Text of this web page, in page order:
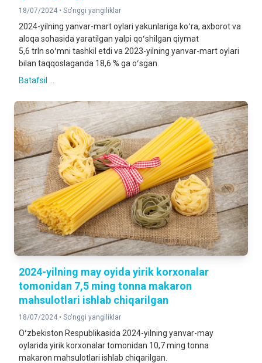
18/07/2024 • So'nggi yangiliklar
2024-yilning yanvar-mart oylari yakunlariga koʻra, axborot va
aloqa sohasida yaratilgan yalpi qoʻshilgan qiymat
5,6 trln soʻmni tashkil etdi va 2023-yilning yanvar-mart oylari
bilan taqqoslaganda 18,6 % ga oʻsgan.
Batafsil ...
2024-yilning may oyida yirik korxonalar
tomonidan 7,5 ming tonna makaron
mahsulotlari ishlab chiqarilgan
18/07/2024 • So'nggi yangiliklar
Oʻzbekiston Respublikasida 2024-yilning yanvar-may
oylarida yirik korxonalar tomonidan 10,7 ming tonna
makaron mahsulotlari ishlab chiqarilgan.